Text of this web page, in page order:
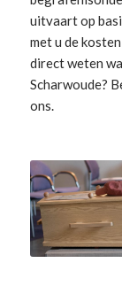
uitvaartop
met u de
direct weten
Scharwoude?
ons.